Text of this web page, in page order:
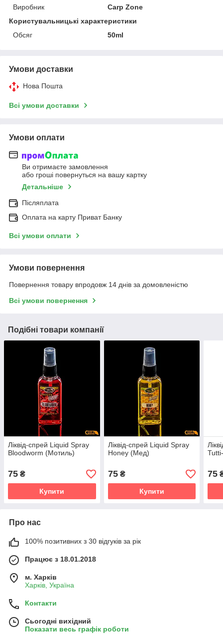
Виробник
Carp Zone
Користувальницькі характеристики
Обсяг
50ml
Умови доставки
Нова Пошта
Всі умови доставки
Умови оплати
Ви отримаєте замовлення
або гроші повернуться на вашу картку
Детальніше
Післяплата
Оплата на карту Приват Банку
Всі умови оплати
Умови повернення
Повернення товару впродовж 14 днів за домовленістю
Всі умови повернення
Подібні товари компанії
Ліквід-спрей Liquid Spray
Bloodworm (Мотиль)
75 ₴
Купити
Ліквід-спрей Liquid Spray
Honey (Мед)
75₴
Купити
75
Про нас
100% позитивних з 30 відгуків за рік
Працює з 18.01.2018
м. Харків
Харків, Україна
Контакти
Сьогодні вихідний
Показати весь графік роботи